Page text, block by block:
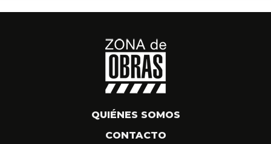
QUIÉNES SOMOS
CONTACTO